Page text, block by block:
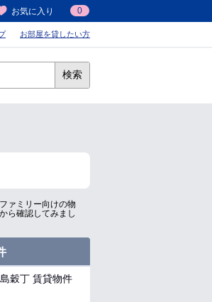
お気に入り 0
お部屋を貸したい方
検索
ァミリー向けの物
ら確認してみまし
穀丁 賃貸物件